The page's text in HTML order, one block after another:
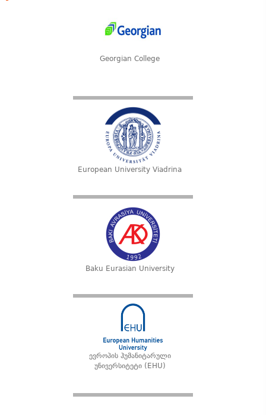
Georgian College
European University Viadrina
Baku Eurasian University
ევროპის ჰუმანიტარული
უნივერსიტეტი (EHU)